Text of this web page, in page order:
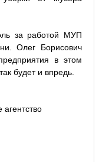
за работой МУП
Олег Борисович
в этом
будет и впредь.